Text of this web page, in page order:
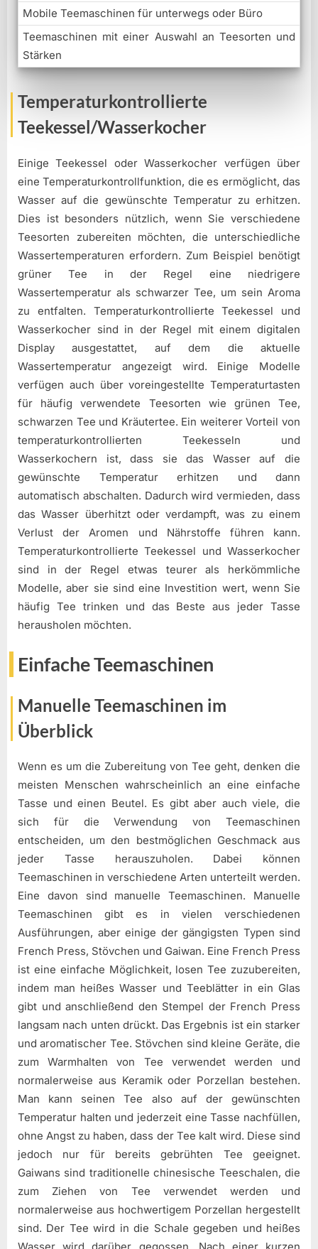
Mobile Teemaschinen für unterwegs oder Büro
Teemaschinen mit einer Auswahl an Teesorten und
Stärken
Temperaturkontrollierte
Teekessel/Wasserkocher
Einige Teekessel oder Wasserkocher verfügen über
eine Temperaturkontrollfunktion, die es ermöglicht, das
Wasser auf die gewünschte Temperatur zu erhitzen.
Dies ist besonders nützlich, wenn Sie verschiedene
Teesorten zubereiten möchten, die unterschiedliche
Wassertemperaturen erfordern. Zum Beispiel benötigt
grüner Tee in der Regel eine niedrigere
Wassertemperatur als schwarzer Tee, um sein Aroma
zu entfalten. Temperaturkontrollierte Teekessel und
Wasserkocher sind in der Regel mit einem digitalen
Display ausgestattet, auf dem die aktuelle
Wassertemperatur angezeigt wird. Einige Modelle
verfügen auch über voreingestellte Temperaturtasten
für häufig verwendete Teesorten wie grünen Tee,
schwarzen Tee und Kräutertee. Ein weiterer Vorteil von
temperaturkontrollierten Teekesseln und
Wasserkochern ist, dass sie das Wasser auf die
gewünschte Temperatur erhitzen und dann
automatisch abschalten. Dadurch wird vermieden, dass
das Wasser überhitzt oder verdampft, was zu einem
Verlust der Aromen und Nährstoffe führen kann.
Temperaturkontrollierte Teekessel und Wasserkocher
sind in der Regel etwas teurer als herkömmliche
Modelle, aber sie sind eine Investition wert, wenn Sie
häufig Tee trinken und das Beste aus jeder Tasse
herausholen möchten.
Einfache Teemaschinen
Manuelle Teemaschinen im
Überblick
Wenn es um die Zubereitung von Tee geht, denken die
meisten Menschen wahrscheinlich an eine einfache
Tasse und einen Beutel. Es gibt aber auch viele, die
sich für die Verwendung von Teemaschinen
entscheiden, um den bestmöglichen Geschmack aus
jeder Tasse herauszuholen. Dabei können
Teemaschinen in verschiedene Arten unterteilt werden.
Eine davon sind manuelle Teemaschinen. Manuelle
Teemaschinen gibt es in vielen verschiedenen
Ausführungen, aber einige der gängigsten Typen sind
French Press, Stövchen und Gaiwan. Eine French Press
ist eine einfache Möglichkeit, losen Tee zuzubereiten,
indem man heißes Wasser und Teeblätter in ein Glas
gibt und anschließend den Stempel der French Press
langsam nach unten drückt. Das Ergebnis ist ein starker
und aromatischer Tee. Stövchen sind kleine Geräte, die
zum Warmhalten von Tee verwendet werden und
normalerweise aus Keramik oder Porzellan bestehen.
Man kann seinen Tee also auf der gewünschten
Temperatur halten und jederzeit eine Tasse nachfüllen,
ohne Angst zu haben, dass der Tee kalt wird. Diese sind
jedoch nur für bereits gebrühten Tee geeignet.
Gaiwans sind traditionelle chinesische Teeschalen, die
zum Ziehen von Tee verwendet werden und
normalerweise aus hochwertigem Porzellan hergestellt
sind. Der Tee wird in die Schale gegeben und heißes